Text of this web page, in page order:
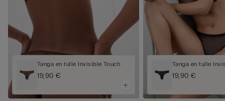
Tanga en tulle Invisible Touch
19,90 €
Tanga en tulle
19,90 €